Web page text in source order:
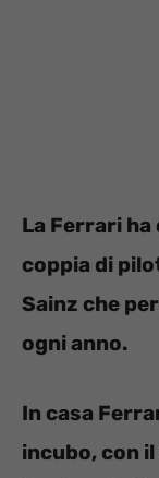
La Ferrari
coppia di
Sainz che
ogni anno.
In casa
incubo, con